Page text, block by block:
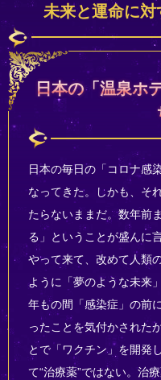
未来と運命に
日本の「温泉ホ
日本の毎日の「コロナ感
なってきた。しかも、そ
たらないままだ。数年前
る」ということが盛んに
やって来て、改めて人類
ように「夢のような未来
年もの間「感染症」の前
ったことを気付かされた
とで「ワクチン」を開発
て“治療薬”ではない。治